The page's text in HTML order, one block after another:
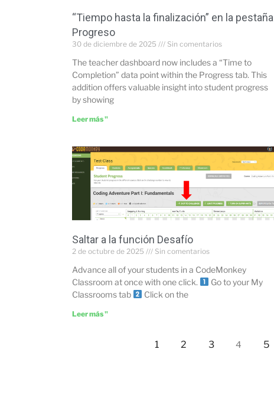
“Tiempo hasta la finalización” en la pestaña
Progreso
30 de diciembre de 2025 Sin comentarios
The teacher dashboard now includes a “Time to
Completion” data point within the Progress tab. This
addition offers valuable insight into student progress
by showing
Leer más "
Saltar a la función Desafío
2 de octubre de 2025 Sin comentarios
Advance all of your students in a CodeMonkey
Classroom at once with one click.
Go to your My
Classrooms tab
Click on the
Leer más "
1 2 3 4 5